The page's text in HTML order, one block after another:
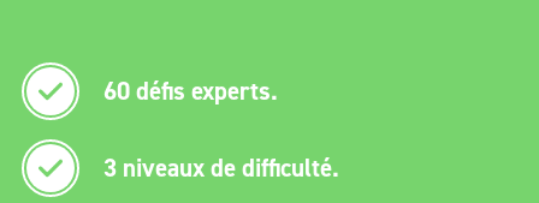
60 défis experts.
3 niveaux de difficulté.